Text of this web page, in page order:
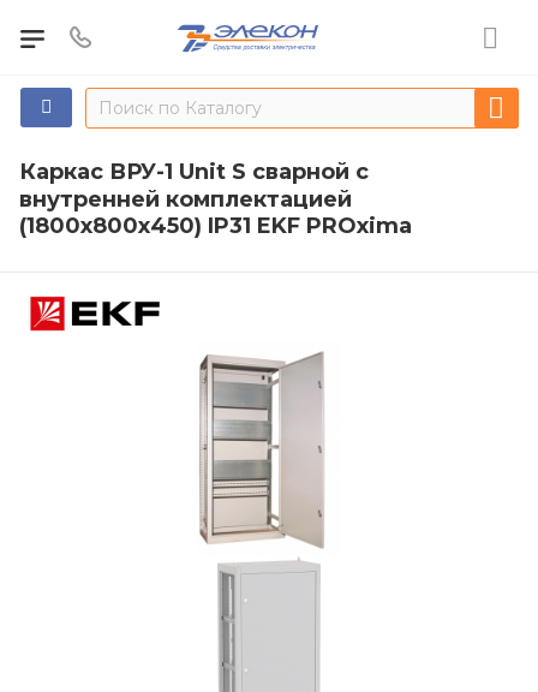
Каркас ВРУ-1 Unit S сварной с
внутренней комплектацией
(1800х800х450) IP31 EKF PROxima